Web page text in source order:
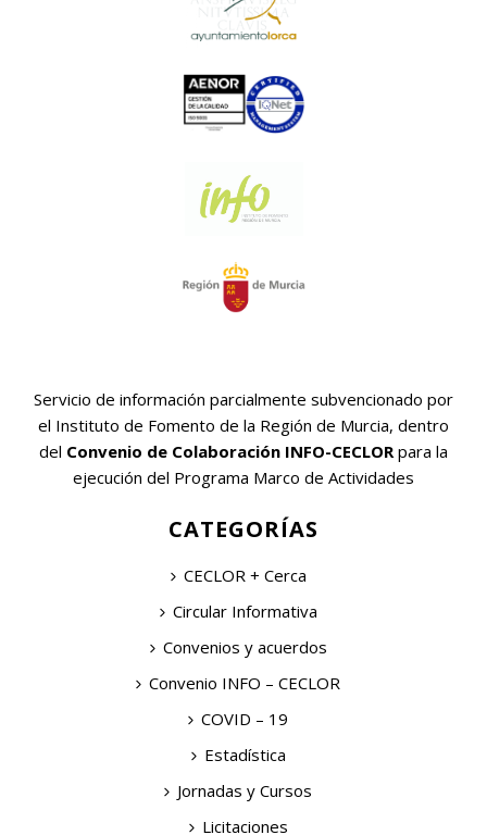
Servicio de información parcialmente subvencionado por
el Instituto de Fomento de la Región de Murcia, dentro
del Convenio de Colaboración INFO-CECLOR para la
ejecución del Programa Marco de Actividades
CATEGORÍAS
CECLOR + Cerca
Circular Informativa
Convenios y acuerdos
Convenio INFO – CECLOR
COVID – 19
Estadística
Jornadas y Cursos
Licitaciones